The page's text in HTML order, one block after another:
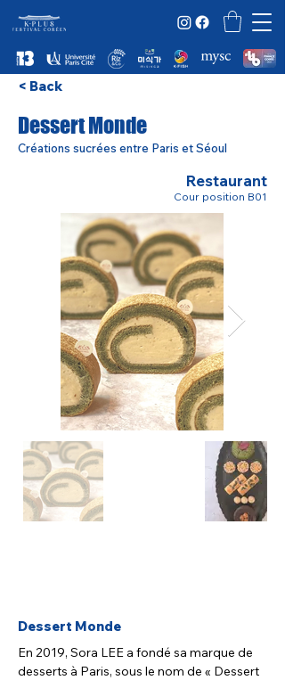
< Back
Dessert Monde
Créations sucrées entre Paris et Séoul
Restaurant
Cour position B01
Dessert Monde
En 2019, Sora LEE a fondé sa marque de
desserts à Paris, sous le nom de « Dessert